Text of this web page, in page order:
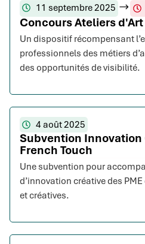
11 septembre 2025
Concours Ateliers
Un dispositif récompensant
professionnels des métiers
des opportunités de visibilité.
4 août 2025
Subvention Innovation
French Touch
Une subvention pour
d’innovation créative des
et créatives.